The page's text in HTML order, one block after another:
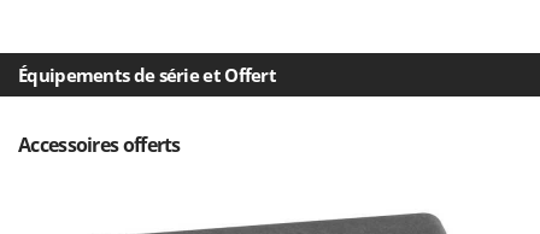
Y Yard Force
Z
Zanon
Équipements de série et Offert
Accessoires offerts